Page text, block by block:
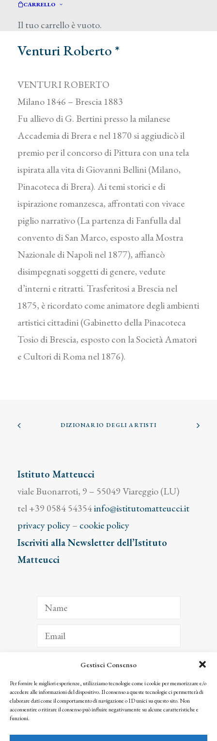
Gestisci Consenso
Per fornire le migliori esperienze, utilizziamo tecnologie come i cookie per memorizzare e/o
accedere alle informazioni del dispositivo. Il consenso a queste tecnologie ci permetterà di
elaborare dati come il comportamento di navigazione o ID unici su questo sito. Non
acconsentire o ritirare il consenso può influire negativamente su alcune caratteristiche e
funzioni.
CARRELLO
Il tuo carrello è vuoto.
Venturi Roberto *
VENTURI ROBERTO
Milano 1846 – Brescia 1883
Fu allievo di G. Bertini presso la milanese
Accademia di Brera e nel 1870 si aggiudicò il
premio per il concorso di Pittura con una tela
ispirata alla vita di Giovanni Bellini (Milano,
Pinacoteca di Brera). Ai temi storici e di
ispirazione romanzesca, affrontati con vivace
piglio narrativo (La partenza di Fanfulla dal
convento di San Marco, esposto alla Mostra
Nazionale di Napoli nel 1877), affiancò
disimpegnati soggetti di genere, vedute
d’interni e ritratti. Trasferitosi a Brescia nel
1875, è ricordato come animatore degli ambienti
artistici cittadini (Gabinetto della Pinacoteca
Tosio di Brescia, esposto con la Società Amatori
e Cultori di Roma nel 1876).
DIZIONARIO DEGLI ARTISTI
Istituto Matteucci
viale Buonarroti, 9 – 55049 Viareggio (LU)
tel +39 0584 54354info@istitutomatteucci.it
privacy policy– cookie policy
Iscriviti alla Newsletter dell’Istituto
Matteucci
ISCRIVITI
Facendo clic per iscriverti, riconosci che le tue informazioni saranno trattate
seguendo la nostra Privacy Policy
© 2025 Istituto Matteucci. All right reserved
l’autorizzazione scritta dei proprietari dei diritti e dell’Istituto Matteucci